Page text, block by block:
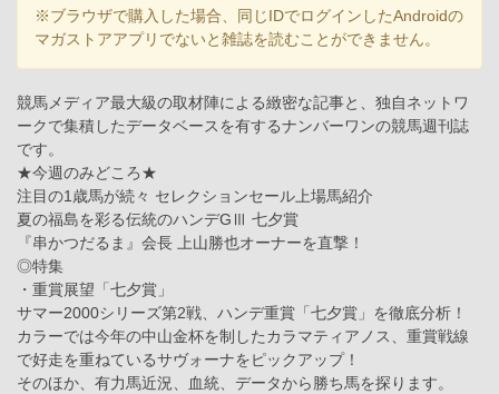
※ブラウザで購入した場合、同じIDでログインしたAndroidの
マガストアアプリでないと雑誌を読むことができません。
競馬メディア最大級の取材陣による緻密な記事と、独自ネットワ
ークで集積したデータベースを有するナンバーワンの競馬週刊誌
です。
★今週のみどころ★
注目の1歳馬が続々 セレクションセール上場馬紹介
夏の福島を彩る伝統のハンデGⅢ 七夕賞
『串かつだるま』会長 上山勝也オーナーを直撃！
◎特集
・重賞展望「七夕賞」
サマー2000シリーズ第2戦、ハンデ重賞「七夕賞」を徹底分析！
カラーでは今年の中山金杯を制したカラマティアノス、重賞戦線
で好走を重ねているサヴォーナをピックアップ！
そのほか、有力馬近況、血統、データから勝ち馬を探ります。